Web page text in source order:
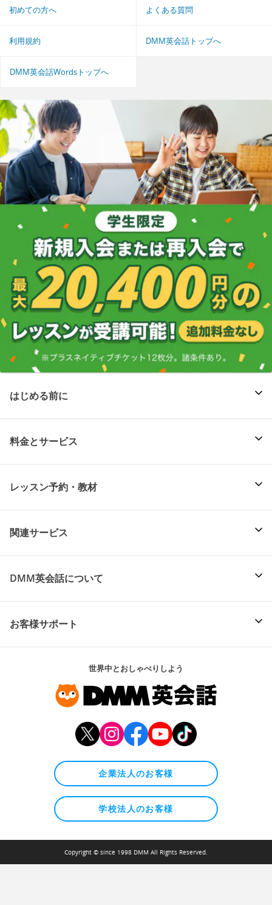
初めての方へ よくある質問
利用規約 DMM英会話トップへ
DMM英会話Wordsトップへ
はじめる前に
料金とサービス
レッスン予約・教材
関連サービス
DMM英会話について
お客様サポート
世界中とおしゃべりしよう
企業法人のお客様
学校法人のお客様
Copyright © since 1998 DMM All Rights Reserved.